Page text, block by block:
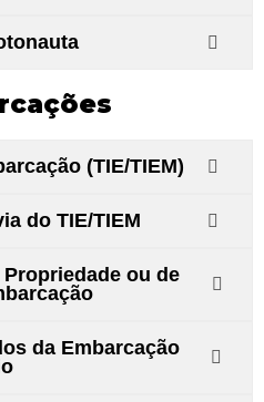
(TIE/TIEM)
do TIE/TIEM
ou de
da Embarcação